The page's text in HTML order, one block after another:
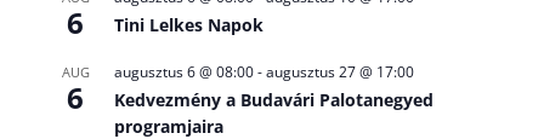
6 Tini Lelkes Napok
AUG
6
augusztus 6 @ 08:00-augusztus 27 @ 17:00
Kedvezmény a Budavári Palotanegyed
programjaira